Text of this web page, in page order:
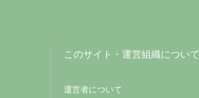
このサイト・運営組織について
運営者について